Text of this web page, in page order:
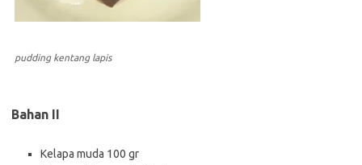
pudding kentang lapis
Bahan II
Kelapa muda 100 gr